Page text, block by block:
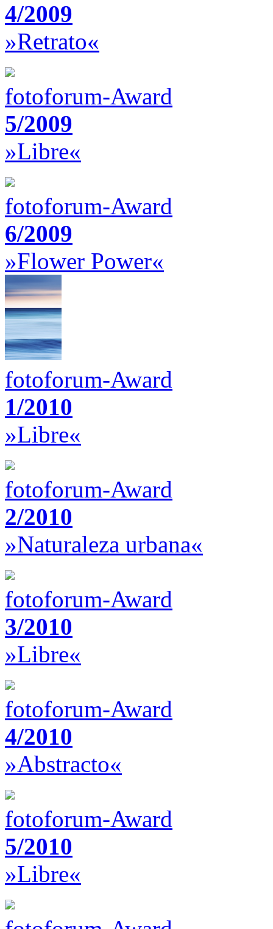
4/2009
»Retrato«
fotoforum-Award
5/2009
»Libre«
fotoforum-Award
6/2009
»Flower Power«
fotoforum-Award
1/2010
»Libre«
fotoforum-Award
2/2010
»Naturaleza urbana«
fotoforum-Award
3/2010
»Libre«
fotoforum-Award
4/2010
»Abstracto«
fotoforum-Award
5/2010
»Libre«